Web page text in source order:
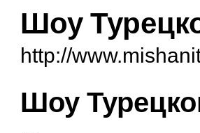
Шоу
http://
Шоу